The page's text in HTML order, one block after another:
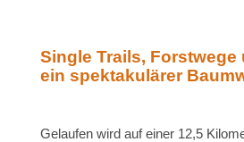
Single Trails, Forstwege
ein spektakulärer
Gelaufen wird auf einer 12,5